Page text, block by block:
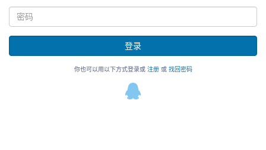
登录
你也可以用以下方式登录或 注册 或 找回密码